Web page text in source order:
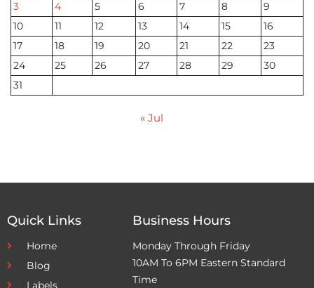
3
4 5 6 7 8
9
10
11 12 13 14 15
16
17
18 19 20 21 22
23
24
25 26 27 28 29
30
31
« Jul
Quick Links
Home
Blog
Labels
Business Hours
Monday Through Friday
10AM To 6PM Eastern Standard
Time